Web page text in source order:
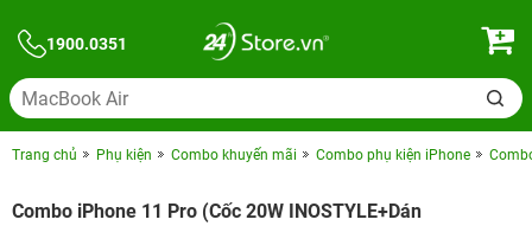
1900.0351
Trang chủ Phụ kiện Combo khuyến mãi Combo phụ kiện iPhone
Combo iPhone 11 Pro (Cốc 20W INOSTYLE+Dán